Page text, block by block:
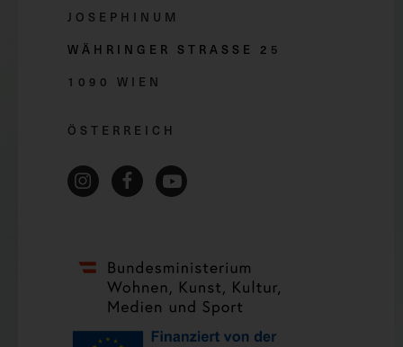
JOSEPHINUM
WÄHRINGER STRASSE 2 5
1090 WIEN
ÖSTERREICH